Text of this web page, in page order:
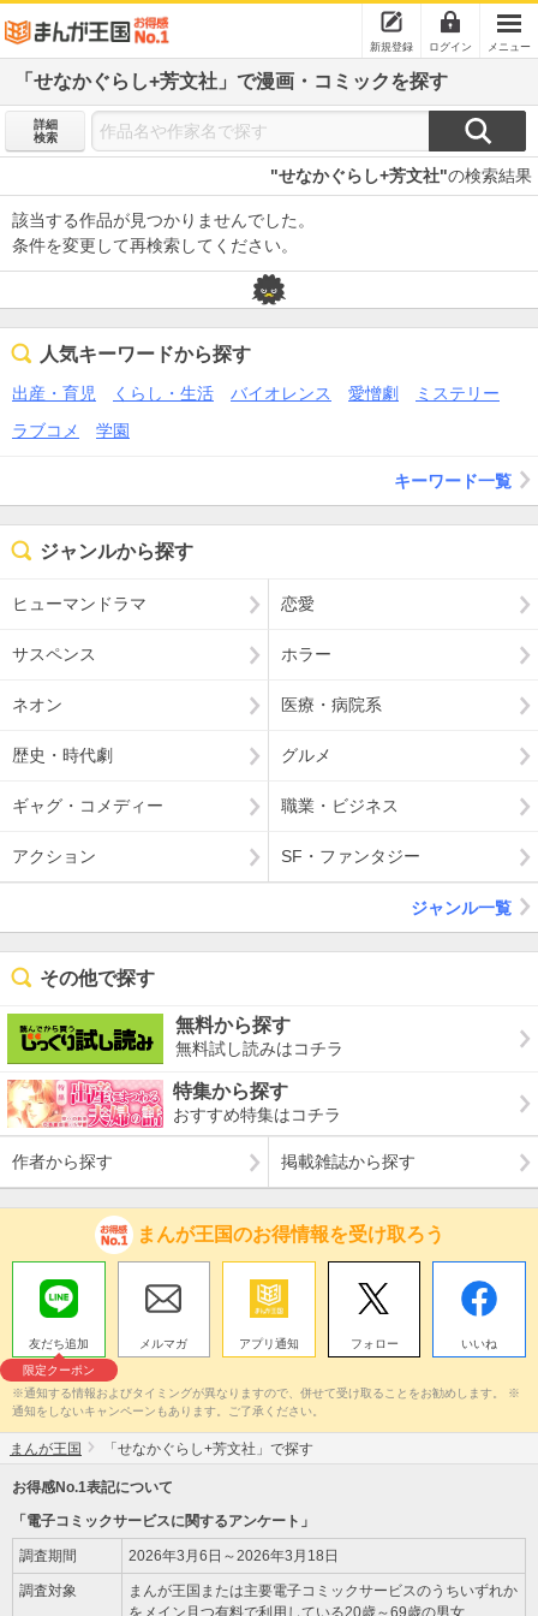
新規登録 ログイン メニュー
「せなかぐらし+芳文社」で漫画・コミックを探す
詳細
検索
"せなかぐらし+芳文社"の検索結果
該当する作品が見つかりませんでした。
条件を変更して再検索してください。
人気キーワードから探す
出産・育児 くらし・生活 バイオレンス 愛憎劇
ミステリー
ラブコメ
学園
キーワード一覧
ジャンルから探す
ヒューマンドラマ 恋愛
サスペンス ホラー
ネオン 医療・病院系
歴史・時代劇 グルメ
ギャグ・コメディー 職業・ビジネス
アクション SF・ファンタジー
ジャンル一覧
その他で探す
無料から探す
無料試し読みはコチラ
特集から探す
おすすめ特集はコチラ
作者から探す 掲載雑誌から探す
まんが王国のお得情報を受け取ろう
友だち追加
限定クーポン
メルマガ アプリ通知 フォロー いいね
※通知する情報およびタイミングが異なりますので、併せて受け取ることをお勧めします。 ※
通知をしないキャンペーンもあります。ご了承ください。
まんが王国 「せなかぐらし+芳文社」で探す
お得感No.1表記について
「電子コミックサービスに関するアンケート」
調査期間 2026年3月6日～2026年3月18日
調査対象
まんが王国または主要電子コミックサービスのうちいずれか
をメイン且つ有料で利用している20歳～69歳の男女